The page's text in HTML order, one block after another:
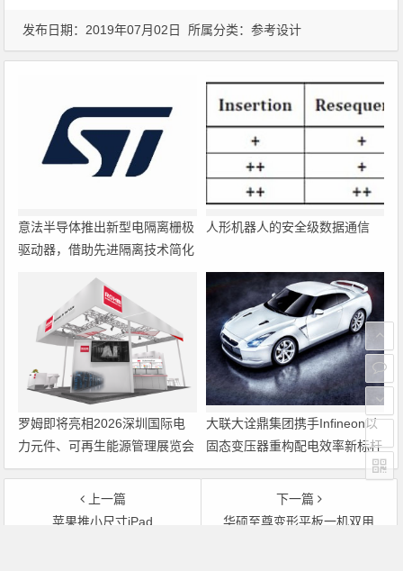
发布日期：2019年07月02日 所属分类：参考设计
意法半导体推出新型电隔离栅极
驱动器，借助先进隔离技术简化
人形机器人的安全级数据通信
罗姆即将亮相2026深圳国际电
力元件、可再生能源管理展览会
暨研讨会
大联大诠鼎集团携手Infineon以
固态变压器重构配电效率新标杆
上一篇
苹果推小尺寸iPad
下一篇
华硕至尊变形平板一机双用